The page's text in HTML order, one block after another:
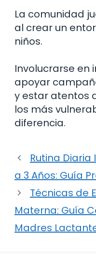
La comunidad
al crear un
niños.
Involucrarse en
apoyar
y estar atentos
los más
diferencia.
Rutina
a 3 Años: Guía
Técnicas de
Materna: Guía
Madres